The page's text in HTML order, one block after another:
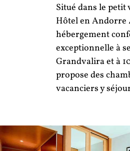
Situé dans le petit
Hôtel en Andorre
hébergement
exceptionnelle à
Grandvalira et à
propose des
vacanciers y